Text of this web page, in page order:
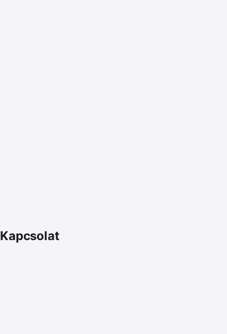
Kapcsolat